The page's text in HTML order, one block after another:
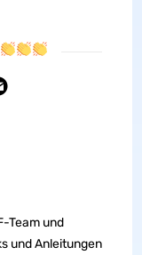
Team und
und Anleitungen